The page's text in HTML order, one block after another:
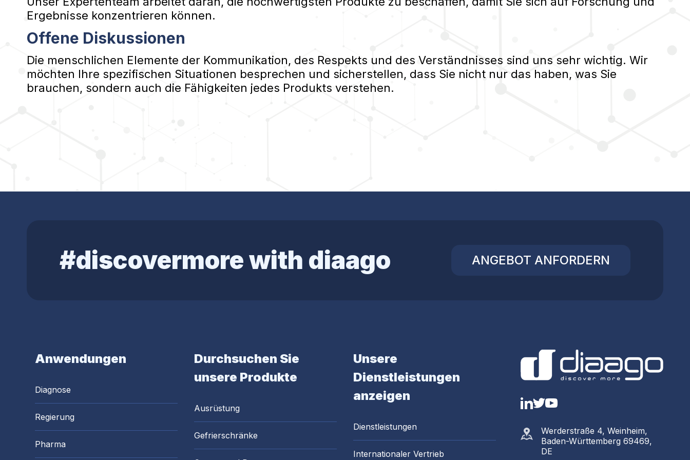
Ergebnisse konzentrieren können.
Offene Diskussionen
Die menschlichen Elemente der Kommunikation, des Respekts und des Verständnisses sind uns sehr wichtig. Wir
möchten Ihre spezifischen Situationen besprechen und sicherstellen, dass Sie nicht nur das haben, was Sie
brauchen, sondern auch die Fähigkeiten jedes Produkts verstehen.
#discovermore with diaago ANGEBOT ANFORDERN
Anwendungen
Diagnose
Regierung
Pharma
Durchsuchen Sie
unsere Produkte
Ausrüstung
Gefrierschränke
Unsere
Dienstleistungen
anzeigen
Dienstleistungen
Internationaler Vertrieb
LinkedIn
Twitter
YouTube
Werderstraße 4, Weinheim,
Baden-Württemberg 69469,
DE